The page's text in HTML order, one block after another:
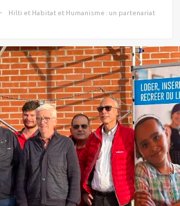
Hilti et Habitat et Humanisme : un partenariat